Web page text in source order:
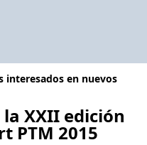
interesados en nuevos
XXII edición
PTM 2015